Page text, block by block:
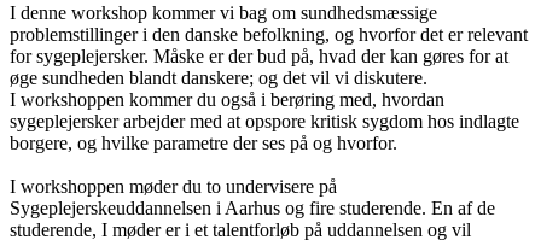
I denne workshop kommer vi bag om sundhedsmæssige
problemstillinger i den danske befolkning, og hvorfor det er relevant
for sygeplejersker. Måske er der bud på, hvad der kan gøres for at
øge sundheden blandt danskere; og det vil vi diskutere.
I workshoppen kommer du også i berøring med, hvordan
sygeplejersker arbejder med at opspore kritisk sygdom hos indlagte
borgere, og hvilke parametre der ses på og hvorfor.
I workshoppen møder du to undervisere på
Sygeplejerskeuddannelsen i Aarhus og fire studerende. En af de
studerende, I møder er i et talentforløb på uddannelsen og vil